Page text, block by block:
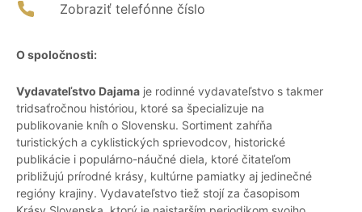
Zobraziť telefónne číslo
O spoločnosti:
Vydavateľstvo Dajama je rodinné vydavateľstvo s takmer
tridsaťročnou históriou, ktoré sa špecializuje na
publikovanie kníh o Slovensku. Sortiment zahŕňa
turistických a cyklistických sprievodcov, historické
publikácie i populárno-náučné diela, ktoré čitateľom
približujú prírodné krásy, kultúrne pamiatky aj jedinečné
regióny krajiny. Vydavateľstvo tiež stojí za časopisom